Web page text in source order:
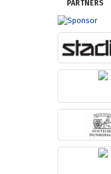
PARTNERS